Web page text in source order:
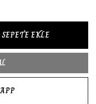
SEPETE EKLE